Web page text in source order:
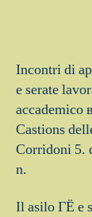
Incontri di
e serate
accademico
Castions
Corridoni 5.
n.
Il asilo ГЁ e